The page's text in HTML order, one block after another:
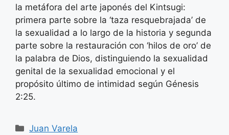
la metáfora del arte japonés del Kintsugi:
primera parte sobre la ‘taza resquebrajada’ de
la sexualidad a lo largo de la historia y segunda
parte sobre la restauración con ‘hilos de oro’ de
la palabra de Dios, distinguiendo la sexualidad
genital de la sexualidad emocional y el
propósito último de intimidad según Génesis
2:25.
Categorías
Juan Varela